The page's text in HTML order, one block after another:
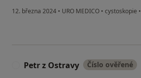
12. března 2024 • URO MEDICO • cystoskopie •
Petr z Ostravy Číslo ověřené